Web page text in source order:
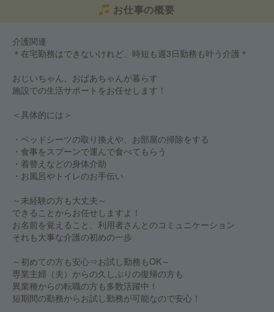
お仕事の概要
介護関連
＊在宅勤務はできないけれど、時短も週3日勤務も叶う介護＊
おじいちゃん、おばあちゃんが暮らす
施設での生活サポートをお任せします！
＜具体的には＞
・ベッドシーツの取り換えや、お部屋の掃除をする
・食事をスプーンで運んで食べてもらう
・着替えなどの身体介助
・お風呂やトイレのお手伝い
～未経験の方も大丈夫～
できることからお任せしますよ！
お名前を覚えること、利用者さんとのコミュニケーション
それも大事な介護の初めの一歩
～初めての方も安心⇒お試し勤務もOK～
専業主婦（夫）からの久しぶりの復帰の方も
異業種からの転職の方も多数活躍中！
短期間の勤務からお試し勤務が可能なので安心！